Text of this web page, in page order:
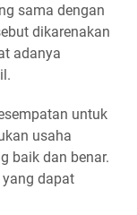
sama dengan
dikarenakan
adanya
untuk
usaha
baik dan benar.
dapat